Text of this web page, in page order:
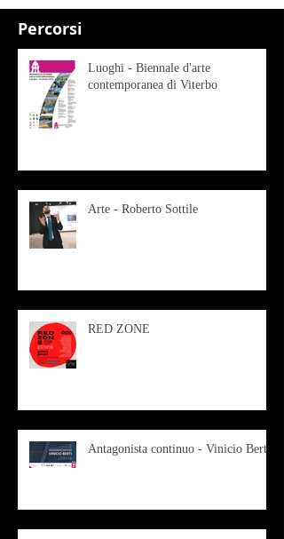
Percorsi
Luoghi - Biennale d'arte
contemporanea di Viterbo
Arte - Roberto Sottile
RED ZONE
Antagonista continuo - Vinicio Berti